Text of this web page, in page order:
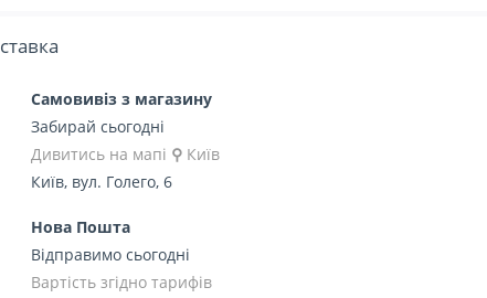
Самовивіз з магазину
Забирай сьогодні
Дивитись на мапі ⚲ Київ
Київ, вул. Голего, 6
Нова Пошта
Відправимо сьогодні
Вартість згідно тарифів